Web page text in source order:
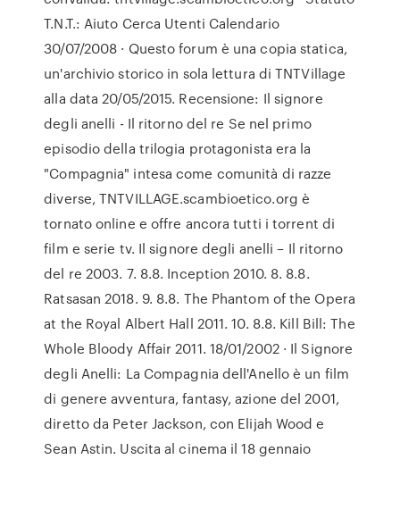
T.N.T.: Aiuto Cerca Utenti Calendario
30/07/2008 · Questo forum è una copia statica,
un'archivio storico in sola lettura di TNTVillage
alla data 20/05/2015. Recensione: Il signore
degli anelli - Il ritorno del re Se nel primo
episodio della trilogia protagonista era la
"Compagnia" intesa come comunità di razze
diverse, TNTVILLAGE.scambioetico.org è
tornato online e offre ancora tutti i torrent di
film e serie tv. Il signore degli anelli – Il ritorno
del re 2003. 7. 8.8. Inception 2010. 8. 8.8.
Ratsasan 2018. 9. 8.8. The Phantom of the Opera
at the Royal Albert Hall 2011. 10. 8.8. Kill Bill: The
Whole Bloody Affair 2011. 18/01/2002 · Il Signore
degli Anelli: La Compagnia dell'Anello è un film
di genere avventura, fantasy, azione del 2001,
diretto da Peter Jackson, con Elijah Wood e
Sean Astin. Uscita al cinema il 18 gennaio